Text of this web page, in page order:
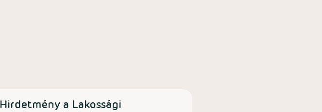
Hirdetmény a Lakossági